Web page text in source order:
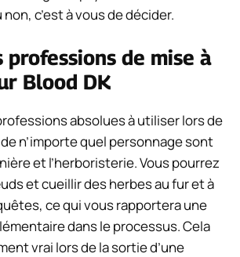
c’est à vous de décider.
professions de mise à
Blood DK
absolues à utiliser lors de
n’importe quel personnage sont
et l’herboristerie. Vous pourrez
et cueillir des herbes au fur et à
ce qui vous rapportera une
dans le processus. Cela
vrai lors de la sortie d’une